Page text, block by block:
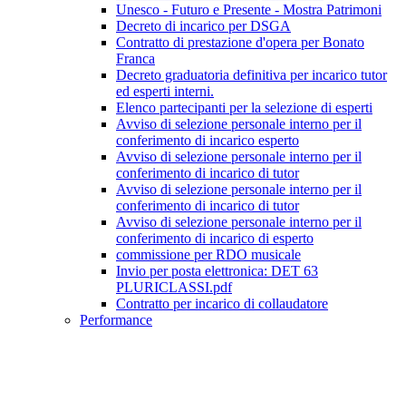
Unesco - Futuro e Presente - Mostra Patrimoni
Decreto di incarico per DSGA
Contratto di prestazione d'opera per Bonato
Franca
Decreto graduatoria definitiva per incarico tutor
ed esperti interni.
Elenco partecipanti per la selezione di esperti
Avviso di selezione personale interno per il
conferimento di incarico esperto
Avviso di selezione personale interno per il
conferimento di incarico di tutor
Avviso di selezione personale interno per il
conferimento di incarico di tutor
Avviso di selezione personale interno per il
conferimento di incarico di esperto
commissione per RDO musicale
Invio per posta elettronica: DET 63
PLURICLASSI.pdf
Contratto per incarico di collaudatore
Performance